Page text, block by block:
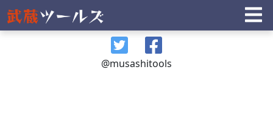
@musashitools